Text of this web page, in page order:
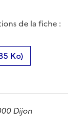
de la fiche :
Ko)
Dijon